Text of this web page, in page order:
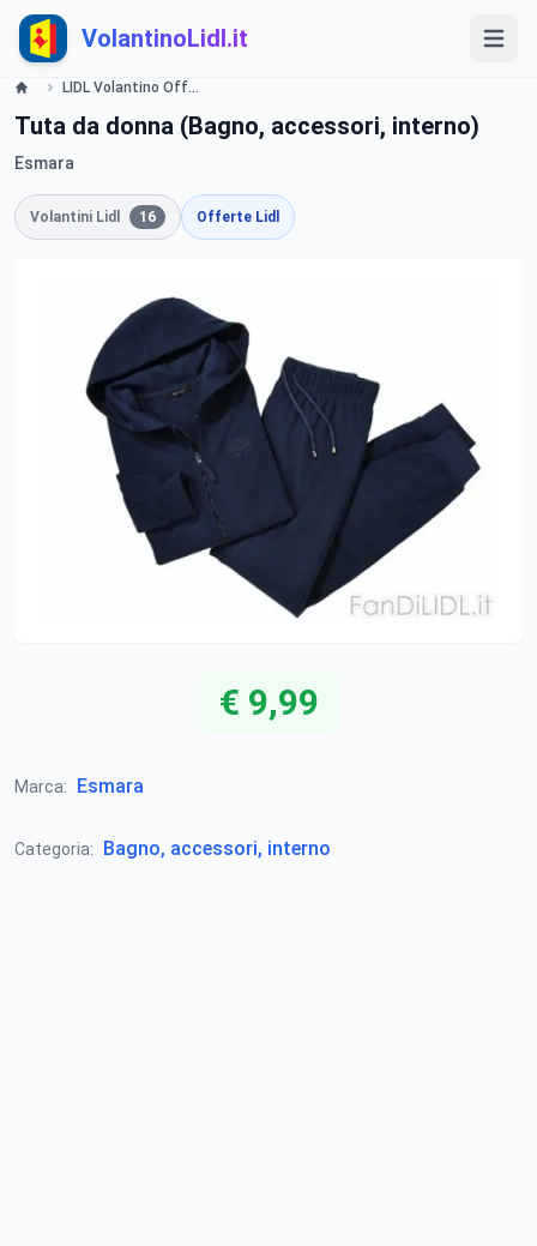
VolantinoLidl.it
LIDL Volantino Offerte e Promozioni - Regali per tua casa - Offerte valide dal 19 novembre 2015 Lidl
Tuta da donna (Bagno, accessori, interno)
Esmara
Volantini Lidl 16 Offerte Lidl
€ 9,99
Marca: Esmara
Categoria: Bagno, accessori, interno